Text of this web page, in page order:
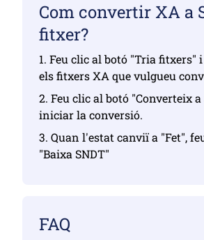
Com convertir XA a
fitxer?
1. Feu clic al botó "Tria fitxers"
els fitxers XA que vulgueu
2. Feu clic al botó "Converteix a
iniciar la conversió.
3. Quan l'estat canviï a "Fet",
"Baixa SNDT"
FAQ